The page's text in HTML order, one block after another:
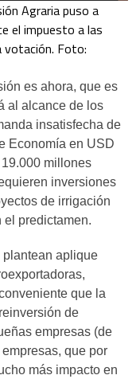
Agraria puso a
el impuesto a las
votación. Foto:
es ahora, que es
al alcance de los
insatisfecha de
Economía en USD
millones
inversiones
de irrigación
el predictamen.
plantean aplique
que la
de
empresas (de
que por
más impacto en